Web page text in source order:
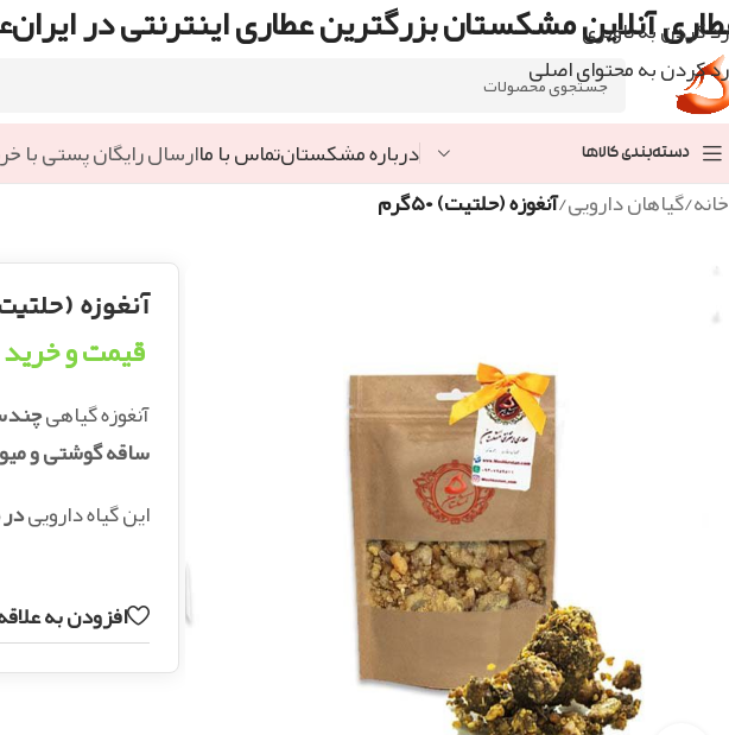
رد کردن به ناوبری
رد کردن به محتوای اصلی
آنلاین مشکستان بزرگترین عطاری اینترنتی در ایران
دسته‌بندی کالاها درباره مشکستانتماس با ماارسال رایگان پستی با
خانه/گیاهان دارویی/آنغوزه (حلتیت) ۵۰گرم
آنغوزه (حلتیت)
قیمت و خرید
آنغوزه گیاهی
ساقه گوشتی و
این گیاه دارویی
افزودن به